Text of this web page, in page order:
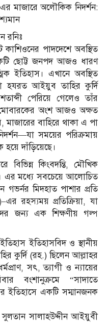
মাজারে অলৌকিক নিদর্শন:
র‌নিঃ
কাশিওনের পাদদেশে অবস্থিত
ছোট্ট জনপদ আজও ধারণ
ইতিহাস। এখানে অবস্থিত
হযরত আইয়ুব তাহির কুর্দি
পেরিয়ে গেলেও তাঁর
মোবারকের অংশ আজও অক্ষত
মাজারের বাহিরে থাকা এ পা
সময়ের পরিক্রমায়
হয়ে দাঁড়িয়েছে।
বিভিন্ন কিংবদন্তি, মৌখিক
এর মধ্যে সবচেয়ে আলোচিত
গভর্নর মিদহাত পাশার প্রতি
রহস্যময় প্রতিক্রিয়া, যা
জন্য এক শিক্ষণীয় গল্প
ইতিহাসবিদ ও স্থানীয়
কুর্দি (রহ.) ছিলেন আল্লাহর
সৎ, ত্যাগী ও ন্যায়ের
বংশানুক্রমে “সাদাতে
ইতিহাসে একটি সম্মানজনক
সালাহউদ্দীন আইয়ুবী